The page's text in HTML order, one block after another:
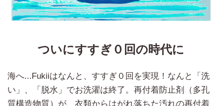
ついにすすぎ０回の時代に
海へ...Fukiiはなんと、すすぎ０回を実現！なんと「洗
い」、「脱水」でお洗濯は終了。再付着防止剤（多孔
質構造物質）が、衣類からはがれ落ちた汚れの再付着